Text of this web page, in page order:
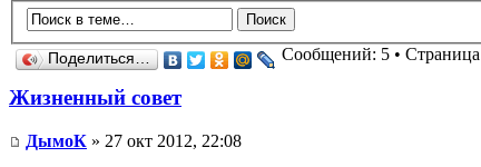
Поделиться… Сообщений: 5 • Страница
Жизненный совет
ДымоК » 27 окт 2012, 22:08